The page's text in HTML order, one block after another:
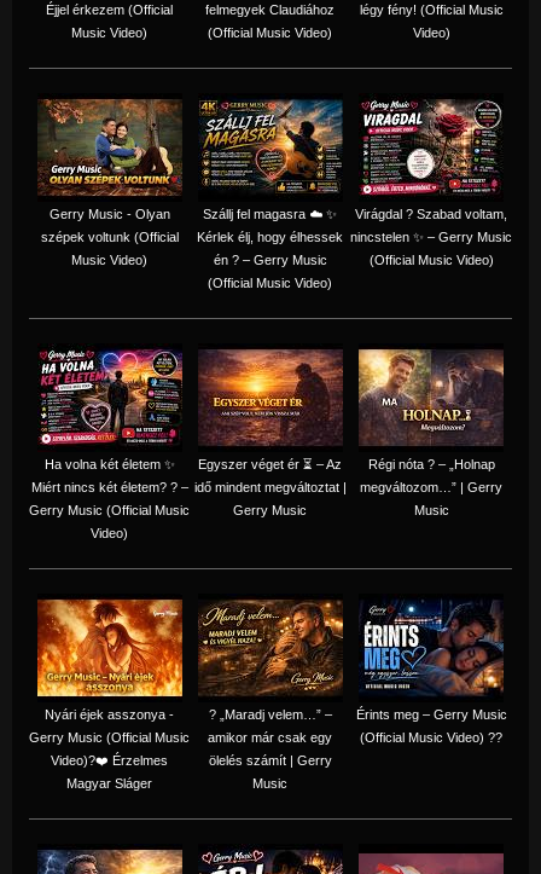
Éjjel érkezem (Official
Music Video)
felmegyek Claudiához
(Official Music Video)
légy fény! (Official Music
Video)
Gerry Music - Olyan
szépek voltunk (Official
Music Video)
Szállj fel magasra ☁️ ✨
Kérlek élj, hogy élhessek
én ? – Gerry Music
(Official Music Video)
Virágdal ? Szabad voltam,
nincstelen ✨ – Gerry Music
(Official Music Video)
Ha volna két életem ✨
Miért nincs két életem? ? –
Gerry Music (Official Music
Video)
Egyszer véget ér ⏳ – Az
idő mindent megváltoztat |
Gerry Music
Régi nóta ? – „Holnap
megváltozom…” | Gerry
Music
Nyári éjek asszonya -
Gerry Music (Official Music
Video)?❤️ Érzelmes
Magyar Sláger
? „Maradj velem…” –
amikor már csak egy
ölelés számít | Gerry
Music
Érints meg – Gerry Music
(Official Music Video) ??